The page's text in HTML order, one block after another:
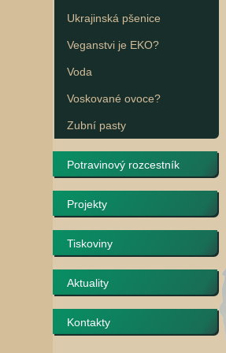
Ukrajinská pšenice
Veganstvi je EKO?
Voda
Voskované ovoce?
Zubní pasty
Potravinový rozcestník
Projekty
Tiskoviny
Aktuality
Kontakty